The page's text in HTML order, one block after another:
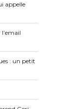
appelle
: un petit